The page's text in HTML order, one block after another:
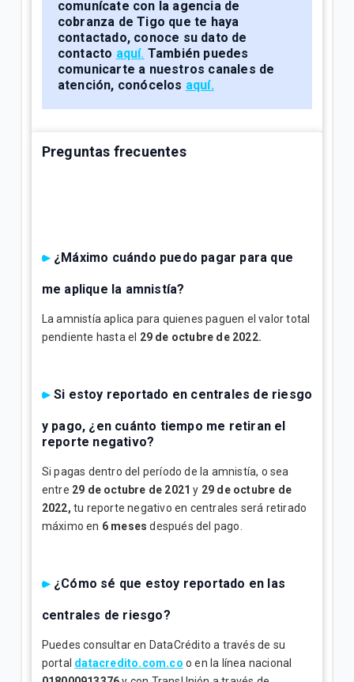
comunícate con la agencia de
cobranza de Tigo que te haya
contactado, conoce su dato de
contacto aquí. También puedes
comunicarte a nuestros canales de
atención, conócelos aquí.
Preguntas frecuentes
¿Máximo cuándo puedo pagar para que
me aplique la amnistía?
La amnistía aplica para quienes paguen el valor total
pendiente hasta el 29 de octubre de 2022.
Si estoy reportado en centrales de riesgo
y pago, ¿en cuánto tiempo me retiran el
reporte negativo?
Si pagas dentro del período de la amnistía, o sea
entre 29 de octubre de 2021 y 29 de octubre de
2022, tu reporte negativo en centrales será retirado
máximo en 6 meses después del pago.
¿Cómo sé que estoy reportado en las
centrales de riesgo?
Puedes consultar en DataCrédito a través de su
portal datacredito.com.co o en la línea nacional